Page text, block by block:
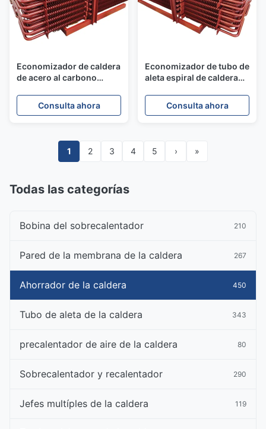
Economizador de caldera
de acero al carbono
recuperación de calor de
gases de combustión de
Consulta ahora
Economizador de tubo de
aleta espiral de caldera
maximizar el ahorro de
energía con un alto nivel
Consulta ahora
1 2 3 4 5 › »
Todas las categorías
Bobina del sobrecalentador 210
Pared de la membrana de la caldera 267
Ahorrador de la caldera 450
Tubo de aleta de la caldera 343
precalentador de aire de la caldera 80
Sobrecalentador y recalentador 290
Jefes multíples de la caldera 119